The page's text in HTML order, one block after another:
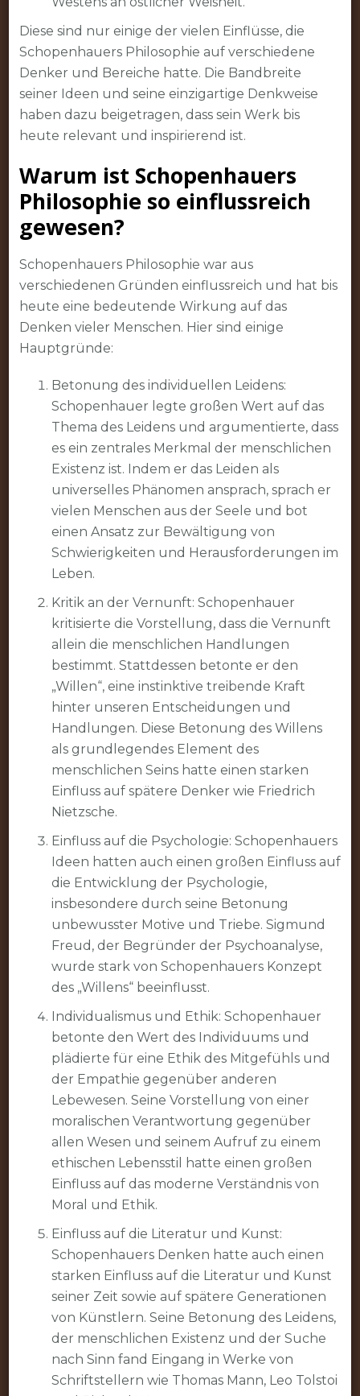
Diese sind nur einige der vielen Einflüsse, die
Schopenhauers Philosophie auf verschiedene
Denker und Bereiche hatte. Die Bandbreite
seiner Ideen und seine einzigartige Denkweise
haben dazu beigetragen, dass sein Werk bis
heute relevant und inspirierend ist.
Warum ist Schopenhauers
Philosophie so einflussreich
gewesen?
Schopenhauers Philosophie war aus
verschiedenen Gründen einflussreich und hat bis
heute eine bedeutende Wirkung auf das
Denken vieler Menschen. Hier sind einige
Hauptgründe:
Betonung des individuellen Leidens:
Schopenhauer legte großen Wert auf das
Thema des Leidens und argumentierte, dass
es ein zentrales Merkmal der menschlichen
Existenz ist. Indem er das Leiden als
universelles Phänomen ansprach, sprach er
vielen Menschen aus der Seele und bot
einen Ansatz zur Bewältigung von
Schwierigkeiten und Herausforderungen im
Leben.
Kritik an der Vernunft: Schopenhauer
kritisierte die Vorstellung, dass die Vernunft
allein die menschlichen Handlungen
bestimmt. Stattdessen betonte er den
„Willen“, eine instinktive treibende Kraft
hinter unseren Entscheidungen und
Handlungen. Diese Betonung des Willens
als grundlegendes Element des
menschlichen Seins hatte einen starken
Einfluss auf spätere Denker wie Friedrich
Nietzsche.
Einfluss auf die Psychologie: Schopenhauers
Ideen hatten auch einen großen Einfluss auf
die Entwicklung der Psychologie,
insbesondere durch seine Betonung
unbewusster Motive und Triebe. Sigmund
Freud, der Begründer der Psychoanalyse,
wurde stark von Schopenhauers Konzept
des „Willens“ beeinflusst.
Individualismus und Ethik: Schopenhauer
betonte den Wert des Individuums und
plädierte für eine Ethik des Mitgefühls und
der Empathie gegenüber anderen
Lebewesen. Seine Vorstellung von einer
moralischen Verantwortung gegenüber
allen Wesen und seinem Aufruf zu einem
ethischen Lebensstil hatte einen großen
Einfluss auf das moderne Verständnis von
Moral und Ethik.
Einfluss auf die Literatur und Kunst:
Schopenhauers Denken hatte auch einen
starken Einfluss auf die Literatur und Kunst
seiner Zeit sowie auf spätere Generationen
von Künstlern. Seine Betonung des Leidens,
der menschlichen Existenz und der Suche
nach Sinn fand Eingang in Werke von
Schriftstellern wie Thomas Mann, Leo Tolstoi